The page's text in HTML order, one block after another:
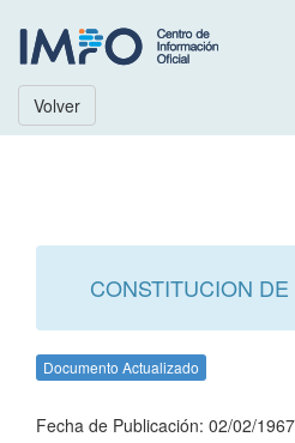
Volver
CONSTITUCION
Documento Actualizado
Fecha de Publicación: 02/02/1967